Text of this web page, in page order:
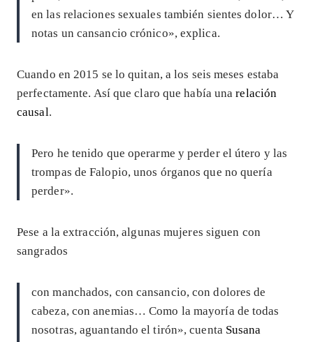
en las relaciones sexuales también sientes dolor… Y
notas un cansancio crónico», explica.
Cuando en 2015 se lo quitan, a los seis meses estaba
perfectamente. Así que claro que había unarelación
causal.
Pero he tenido que operarme y perder el útero y las
trompas de Falopio, unos órganos que no quería
perder».
Pese a la extracción, algunas mujeres siguen con
sangrados
con manchados, con cansancio, con dolores de
cabeza, con anemias… Como la mayoría de todas
nosotras, aguantando el tirón», cuenta Susana